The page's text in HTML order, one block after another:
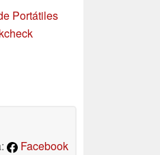
Portátiles
Facebook